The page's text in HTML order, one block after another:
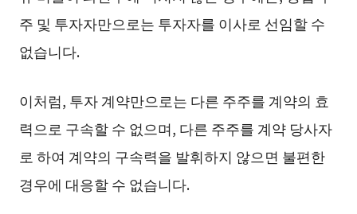
주 및 투자자만으로는 투자자를 이사로 선임할 수
없습니다.
이처럼, 투자 계약만으로는 다른 주주를 계약의 효
력으로 구속할 수 없으며, 다른 주주를 계약 당사자
로 하여 계약의 구속력을 발휘하지 않으면 불편한
경우에 대응할 수 없습니다.